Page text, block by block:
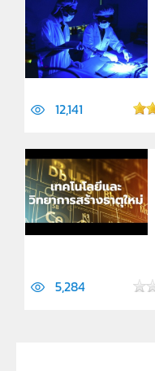
12,141
5,284